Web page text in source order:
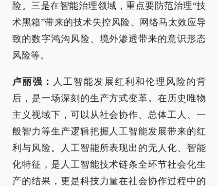
险。三是在智能治理领域，重点要防范治理“技
术黑箱”带来的技术失控风险、网络马太效应导
致的数字鸿沟风险、境外渗透带来的意识形态
风险等。
卢丽强：
人工智能发展红利和伦理风险的背
后，是一场深刻的生产方式变革。在历史唯物
主义视域下，可以从社会协作、总体工人、一
般智力等生产逻辑把握人工智能发展带来的红
利与风险。人工智能所表现出的无人化、智能
化特征，是人工智能技术链条全环节社会化生
产的结果，更是科技力量在社会协作过程中的